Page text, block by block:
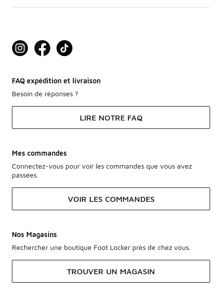
FAQ expédition et livraison
Besoin de réponses ?
LIRE NOTRE FAQ
Mes commandes
Connectez-vous pour voir les commandes que vous avez
passées.
VOIR LES COMMANDES
Nos Magasins
Rechercher une boutique Foot Locker près de chez vous.
TROUVER UN MAGASIN